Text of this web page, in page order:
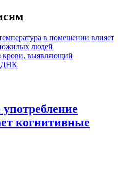
в помещении влияет
людей
крови, выявляющий
ДНК
когнитивные